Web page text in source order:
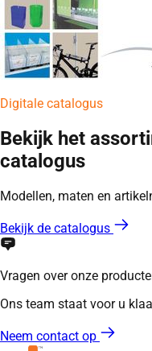
Digitale catalogus
Bekijk het
catalogus
Modellen, maten en
Bekijk de catalogus
Vragen over onze
Ons team staat voor u
Neem contact op